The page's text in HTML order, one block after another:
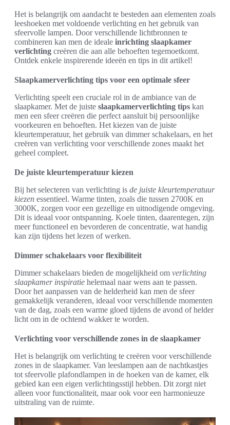
Het is belangrijk om aandacht te besteden aan elementen zoals
leeshoeken met voldoende verlichting en het gebruik van
sfeervolle lampen. Door verschillende lichtbronnen te
combineren kan men de ideale inrichting slaapkamer
verlichting creëren die aan alle behoeften tegemoetkomt.
Ontdek enkele inspirerende ideeën en tips in dit artikel!
Slaapkamerverlichting tips voor een optimale sfeer
Verlichting speelt een cruciale rol in de ambiance van de
slaapkamer. Met de juiste slaapkamerverlichting tips kan
men een sfeer creëren die perfect aansluit bij persoonlijke
voorkeuren en behoeften. Het kiezen van de juiste
kleurtemperatuur, het gebruik van dimmer schakelaars, en het
creëren van verlichting voor verschillende zones maakt het
geheel compleet.
De juiste kleurtemperatuur kiezen
Bij het selecteren van verlichting is de juiste kleurtemperatuur
kiezen essentieel. Warme tinten, zoals die tussen 2700K en
3000K, zorgen voor een gezellige en uitnodigende omgeving.
Dit is ideaal voor ontspanning. Koele tinten, daarentegen, zijn
meer functioneel en bevorderen de concentratie, wat handig
kan zijn tijdens het lezen of werken.
Dimmer schakelaars voor flexibiliteit
Dimmer schakelaars bieden de mogelijkheid om verlichting
slaapkamer inspiratie helemaal naar wens aan te passen.
Door het aanpassen van de helderheid kan men de sfeer
gemakkelijk veranderen, ideaal voor verschillende momenten
van de dag, zoals een warme gloed tijdens de avond of helder
licht om in de ochtend wakker te worden.
Verlichting voor verschillende zones in de slaapkamer
Het is belangrijk om verlichting te creëren voor verschillende
zones in de slaapkamer. Van leeslampen aan de nachtkastjes
tot sfeervolle plafondlampen in de hoeken van de kamer, elk
gebied kan een eigen verlichtingsstijl hebben. Dit zorgt niet
alleen voor functionaliteit, maar ook voor een harmonieuze
uitstraling van de ruimte.